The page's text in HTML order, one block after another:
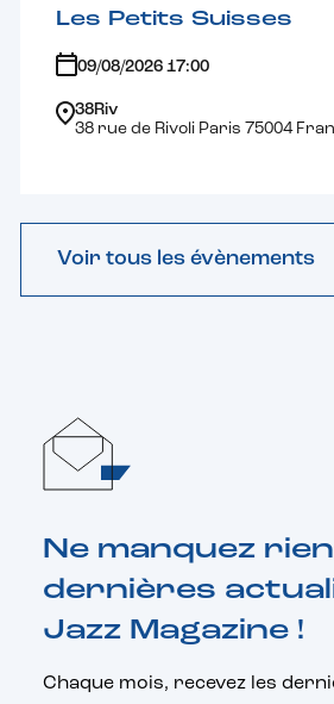
Les Petits Suisses
09/08/2026 17:00
38Riv
38 rue de Rivoli Paris 75004
Voir tous les évènements
Ne manquez
dernières
Jazz Magazine !
Chaque mois, recevez les